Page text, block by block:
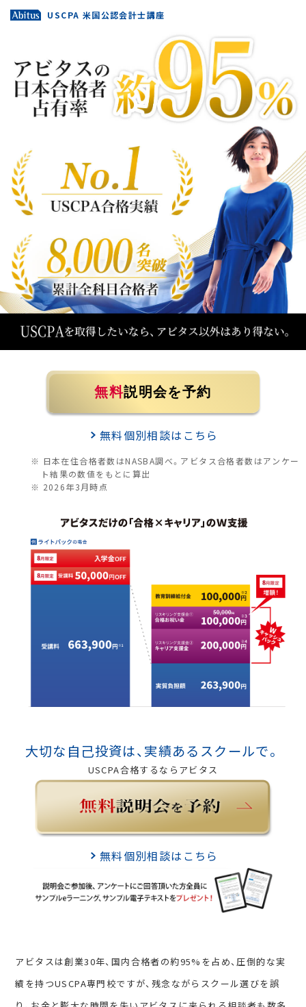
USCPA 米国公認会計士講座
無料説明会を予約
無料個別相談はこちら
日本在住合格者数はNASBA調べ。アビタス合格者数はアンケー
ト結果の数値をもとに算出
2026年3月時点
大切な自己投資は、実績あるスクールで。
USCPA合格するならアビタス
無料個別相談はこちら
アビタスは創業30年、国内合格者の約95%を占め、圧倒的な実
績を持つUSCPA専門校ですが、残念ながらスクール選びを誤